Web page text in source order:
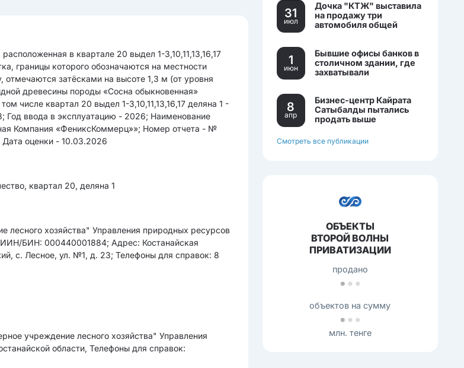
в квартале 20 выдел 1-3,10,11,13,16,17
границы которого обозначаются на местности
затёсками на высоте 1,3 м (от уровня
древесины породы «Сосна обыкновенная»
числе квартал 20 выдел 1-3,10,11,13,16,17 деляна 1 -
Год ввода в экcплуатацию - 2026; Наименование
Компания «ФениксКоммерц»»; Номер отчета - №
оценки - 10.03.2026
квартал 20, деляна 1
лесного хозяйства" Управления природных ресурсов
ИИН/БИН: 000440001884; Адрес: Костанайская
с. Лесное, ул. №1, д. 23; Телефоны для справок: 8
учреждение лесного хозяйства" Управления
области, Телефоны для справок:
31
июл
Дочка "КТЖ" выставила
на продажу три
автомобиля общей
1
июн
Бывшие офисы банков в
столичном здании, где
захватывали
8
апр
Бизнес-центр Кайрата
Сатыбалды пытались
продать выше
Смотреть все публикации
ОБЪЕКТЫ
ВТОРОЙ ВОЛНЫ
ПРИВАТИЗАЦИИ
продано
объектов на сумму
млн. тенге